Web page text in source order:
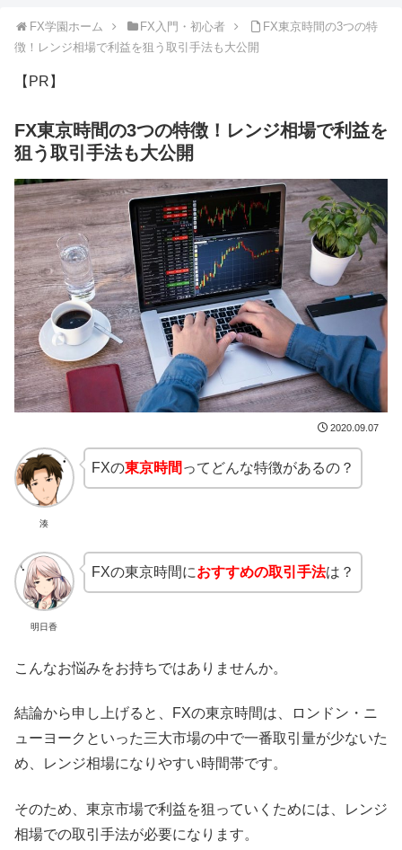
FX学園ホーム FX入門・初心者
FX東京時間の3つの特
徴！レンジ相場で利益を狙う取引手法も大公開
【PR】
FX東京時間の3つの特徴！レンジ相場で利益を
狙う取引手法も大公開
2020.09.07
湊
FXの東京時間 ってどんな特徴があるの？
明日香
FXの東京時間におすすめの取引手法は？
こんなお悩みをお持ちではありませんか。
結論から申し上げると、FXの東京時間は、ロンドン・ニ
ューヨークといった三大市場の中で一番取引量が少ないた
め、レンジ相場になりやすい時間帯です。
そのため、東京市場で利益を狙っていくためには、レンジ
相場での取引手法が必要になります。